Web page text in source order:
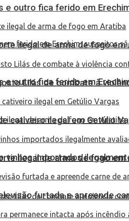
e outro fica ferido em
ilegal de arma de fogo em
e outro fica ferido em
ilegal de arma de fogo em
Lilás de combate à
cativeiro ilegal em Getúlio
vinhos importados
furtada e apreende